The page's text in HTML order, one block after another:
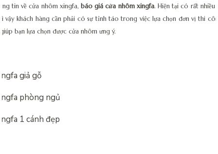
tin về cửa nhôm xingfa, báo giá cửa nhôm xingfa. Hiện tại có rất
vậy khách hàng cần phải có sự tỉnh táo trong việc lựa chọn đơn vị thi
bạn lựa chọn được cửa nhôm ưng ý.
giả gỗ
phòng ngủ
1 cánh đẹp